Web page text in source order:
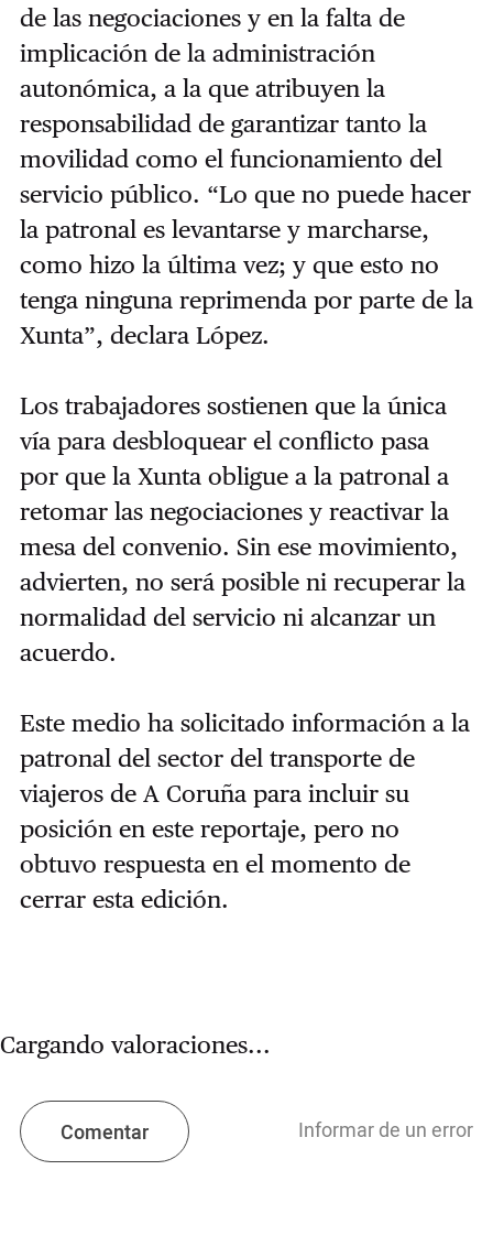
de las negociaciones y en la falta de
implicación de la administración
autonómica, a la que atribuyen la
responsabilidad de garantizar tanto la
movilidad como el funcionamiento del
servicio público. “Lo que no puede hacer
la patronal es levantarse y marcharse,
como hizo la última vez; y que esto no
tenga ninguna reprimenda por parte de la
Xunta”, declara López.
Los trabajadores sostienen que la única
vía para desbloquear el conflicto pasa
por que la Xunta obligue a la patronal a
retomar las negociaciones y reactivar la
mesa del convenio. Sin ese movimiento,
advierten, no será posible ni recuperar la
normalidad del servicio ni alcanzar un
acuerdo.
Este medio ha solicitado información a la
patronal del sector del transporte de
viajeros de A Coruña para incluir su
posición en este reportaje, pero no
obtuvo respuesta en el momento de
cerrar esta edición.
Cargando valoraciones...
Comentar Informar de un error